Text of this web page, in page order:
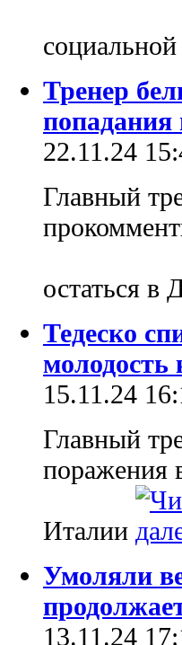
Тренер
22.11.24
Главный
остаться
Тедеско
15.11.24
Главный
поражения
Италии
Умоляли
13.11.24